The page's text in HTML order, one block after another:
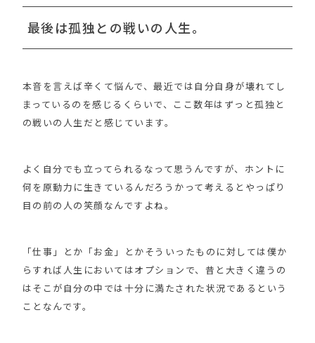
最後は孤独との戦いの人生。
本音を言えば辛くて悩んで、最近では自分自身が壊れてし
まっているのを感じるくらいで、ここ数年はずっと孤独と
の戦いの人生だと感じています。
よく自分でも立ってられるなって思うんですが、ホントに
何を原動力に生きているんだろうかって考えるとやっぱり
目の前の人の笑顔なんですよね。
「仕事」とか「お金」とかそういったものに対しては僕か
らすれば人生においてはオプションで、昔と大きく違うの
はそこが自分の中では十分に満たされた状況であるという
ことなんです。